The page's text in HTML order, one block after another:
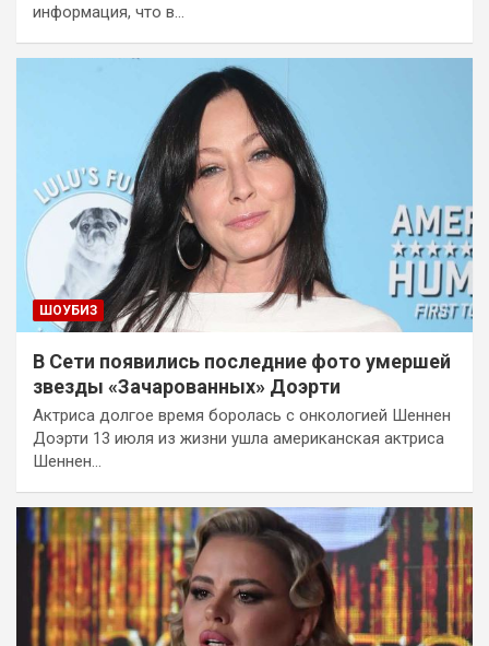
информация, что в…
ШОУБИЗ
В Сети появились последние фото умершей
звезды «Зачарованных» Доэрти
Актриса долгое время боролась с онкологией Шеннен
Доэрти 13 июля из жизни ушла американская актриса
Шеннен…